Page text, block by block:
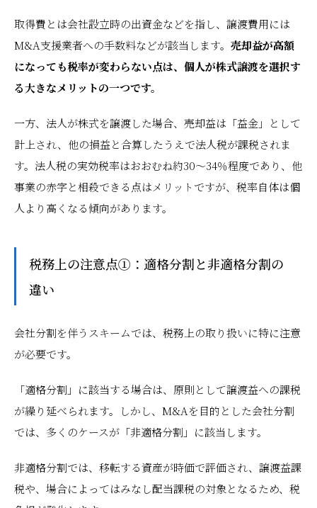
取得費とは会社設立時の出資金などを指し、譲渡費用には
M&A支援業者への手数料などが該当します。 売却益が高額
になっても税率が変わらない点は、個人が株式譲渡を選択す
る大きなメリットの一つです。
一方、法人が株式を譲渡した場合、売却益は「益金」として
計上され、他の損益と合算したうえで法人税が課税されま
す。法人税の実効税率はおおむね約30〜34％程度であり、他
事業の赤字と相殺できる点はメリットですが、税率自体は個
人より高くなる傾向があります。
税務上の注意点①：適格分割と非適格分割の
違い
会社分割を伴うスキームでは、税務上の取り扱いに特に注意
が必要です。
「適格分割」に該当する場合は、原則として譲渡益への課税
が繰り延べられます。しかし、M&Aを目的とした会社分割
では、多くのケースが「非適格分割」に該当します。
非適格分割では、移転する資産が時価で評価され、譲渡益課
税や、場合によってはみなし配当課税の対象となるため、税